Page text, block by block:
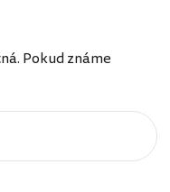
Pokud známe